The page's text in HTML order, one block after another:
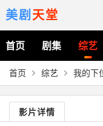
美剧天堂
首页 剧集 综艺
首页 综艺 我的下
影片详情